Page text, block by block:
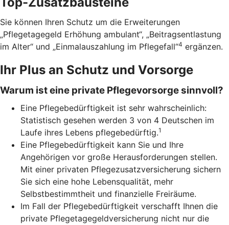
Sie können Ihren Schutz um die Erweiterungen
„Pflegetagegeld Erhöhung ambulant“, „Beitragsentlastung
im Alter“ und „Einmalauszahlung im Pflegefall“4 ergänzen.
Ihr Plus an Schutz und Vorsorge
Warum ist eine private Pflegevorsorge sinnvoll?
Eine Pflegebedürftigkeit ist sehr wahrscheinlich:
Statistisch gesehen werden 3 von 4 Deutschen im
Laufe ihres Lebens pflegebedürftig.1
Eine Pflegebedürftigkeit kann Sie und Ihre
Angehörigen vor große Herausforderungen stellen.
Mit einer privaten Pflegezusatzversicherung sichern
Sie sich eine hohe Lebensqualität, mehr
Selbstbestimmtheit und finanzielle Freiräume.
Im Fall der Pflegebedürftigkeit verschafft Ihnen die
private Pflegetagegeldversicherung nicht nur die